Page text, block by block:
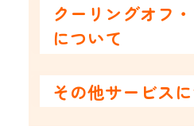
クーリングオフ
について
その他サービス